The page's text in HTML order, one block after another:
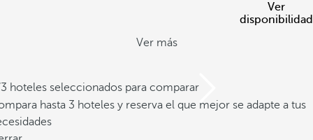
Ver
disponibilidad
Ver más
hoteles seleccionados para comparar
hasta 3 hoteles y reserva el que mejor se adapte a tus